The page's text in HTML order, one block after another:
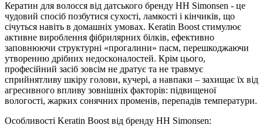
Кератин для волосся від датського бренду HH Simonsen - це
чудовий спосіб позбутися сухості, ламкості і кінчиків, що
січуться навіть в домашніх умовах. Keratin Boost стимулює
активне вироблення фібрилярних білків, ефективно
заповнюючи структурні «прогалини» пасм, перешкоджаючи
утворенню дрібних недосконалостей. Крім цього,
професійний засіб зовсім не дратує та не травмує
сприйнятливу шкіру голови, кучері, а навпаки – захищає їх від
агресивного впливу зовнішніх факторів: підвищеної
вологості, жарких сонячних променів, перепадів температури.
Особливості Keratin Boost від бренду HH Simonsen: